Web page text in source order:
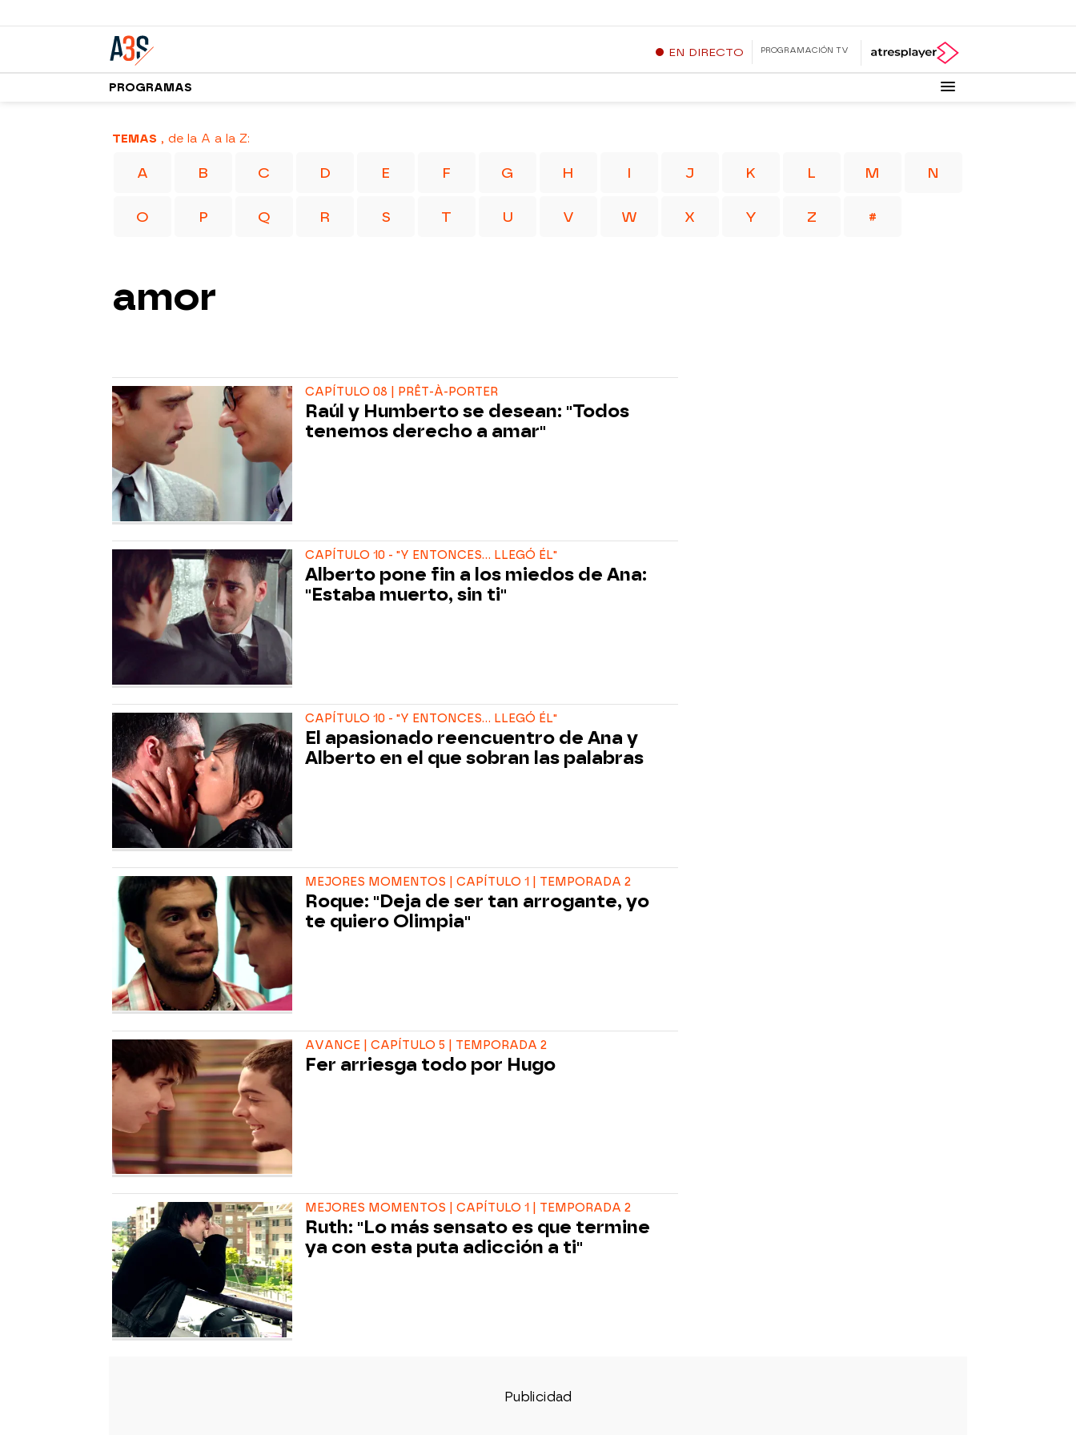
EN DIRECTO PROGRAMACIÓN TV
PROGRAMAS
TEMAS , de la A a la Z:
A B C D E F G H I J K L M N
O P Q R S T U V W X Y Z #
amor
CAPÍTULO 08 | PRÊT-À-PORTER
Raúl y Humberto se desean: "Todos
tenemos derecho a amar"
CAPÍTULO 10 - "Y ENTONCES... LLEGÓ ÉL"
Alberto pone fin a los miedos de Ana:
"Estaba muerto, sin ti"
CAPÍTULO 10 - "Y ENTONCES... LLEGÓ ÉL"
El apasionado reencuentro de Ana y
Alberto en el que sobran las palabras
MEJORES MOMENTOS | CAPÍTULO 1 | TEMPORADA 2
Roque: "Deja de ser tan arrogante, yo
te quiero Olimpia"
AVANCE | CAPÍTULO 5 | TEMPORADA 2
Fer arriesga todo por Hugo
MEJORES MOMENTOS | CAPÍTULO 1 | TEMPORADA 2
Ruth: "Lo más sensato es que termine
ya con esta puta adicción a ti"